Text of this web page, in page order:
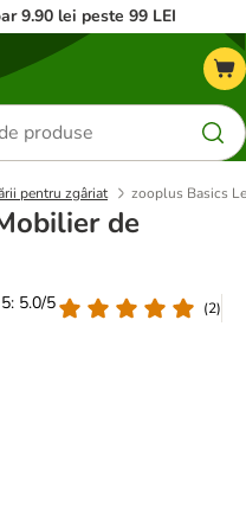
9.90 lei peste 99 LEI
pentru zgâriat zooplus Basics
de
5.0/5
(2)